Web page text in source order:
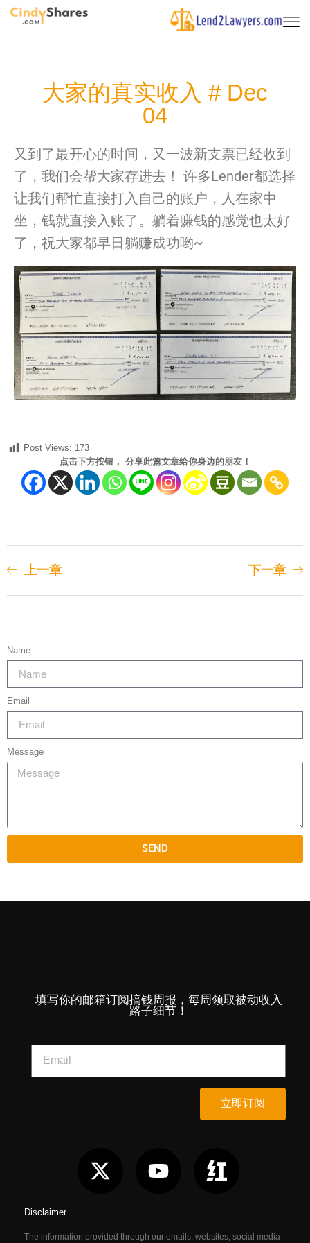
大家的真实收入 # Dec
04
又到了最开心的时间，又一波新支票已经收到
了，我们会帮大家存进去！ 许多Lender都选择
让我们帮忙直接打入自己的账户，人在家中
坐，钱就直接入账了。躺着赚钱的感觉也太好
了，祝大家都早日躺赚成功哟~
Post Views: 173
点击下方按钮， 分享此篇文章给你身边的朋友！
上一章 下一章
Name
Email
Message
SEND
Disclaimer
The information provided through our emails, websites, social media
填写你的邮箱订阅搞钱周报，每周领取被动收入
路子细节！
立即订阅